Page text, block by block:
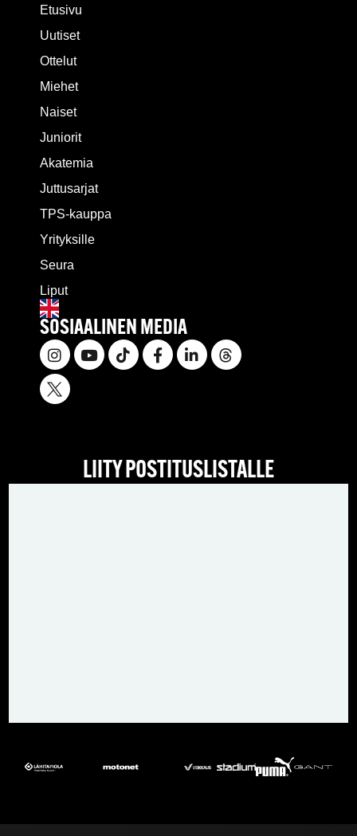
Etusivu
Uutiset
Ottelut
Miehet
Naiset
Juniorit
Akatemia
Juttusarjat
TPS-kauppa
Yrityksille
Seura
Liput
SOSIAALINEN MEDIA
LIITY POSTITUSLISTALLE